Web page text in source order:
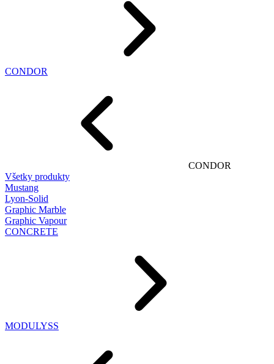
CONDOR
CONDOR
Všetky produkty
Mustang
Lyon-Solid
Graphic Marble
Graphic Vapour
CONCRETE
MODULYSS